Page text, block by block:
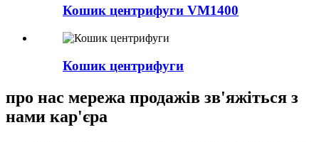
Кошик центрифуги VM1400
Кошик центрифуги
про нас мережа продажів зв'яжіться з
нами кар'єра